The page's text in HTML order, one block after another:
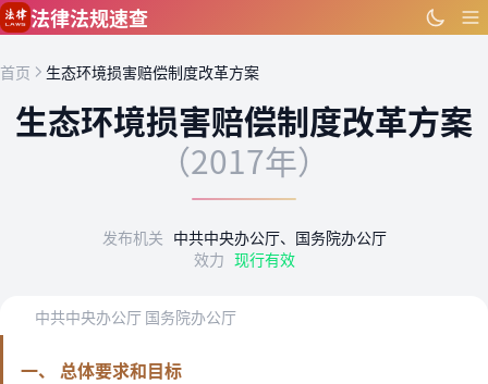
跳到主要内容
法律法规速查
首页 生态环境损害赔偿制度改革方案
生态环境损害赔偿制度改革方案
（2017年）
发布机关 中共中央办公厅、国务院办公厅
效力 现行有效
中共中央办公厅 国务院办公厅
一、 总体要求和目标